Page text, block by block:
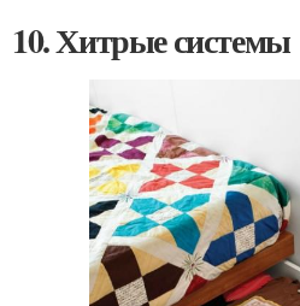
10. Хитрые системы